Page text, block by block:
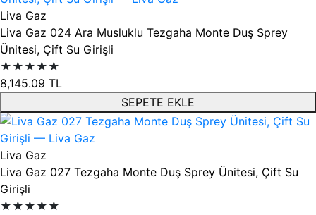
Liva Gaz
Liva Gaz 024 Ara Musluklu Tezgaha Monte Duş Sprey
Ünitesi, Çift Su Girişli
★★★★★
8,145.09 TL
SEPETE EKLE
Liva Gaz
Liva Gaz 027 Tezgaha Monte Duş Sprey Ünitesi, Çift Su
Girişli
★★★★★